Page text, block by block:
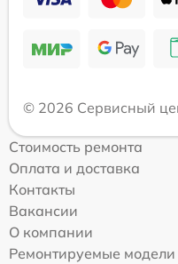
© 2026 Сервисный
Стоимость ремонта
Оплата и доставка
Контакты
Вакансии
О компании
Ремонтируемые модели